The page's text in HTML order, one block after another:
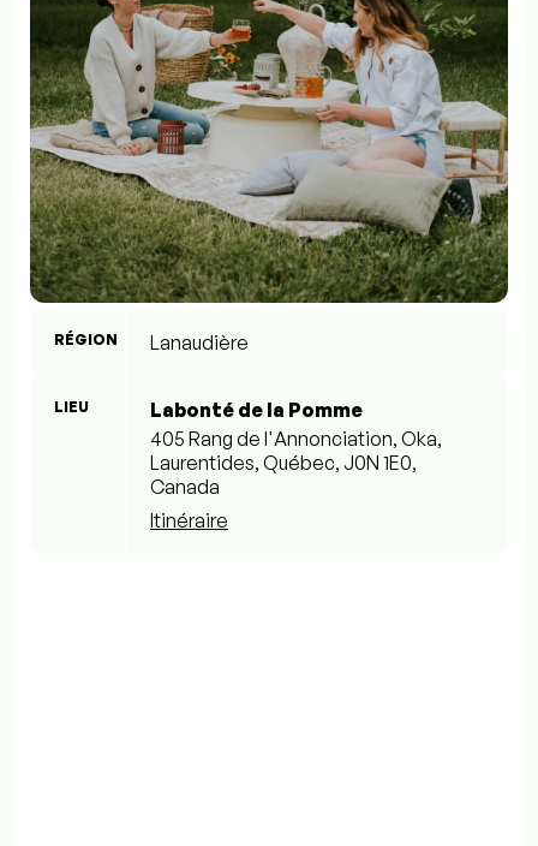
RÉGION Lanaudière
LIEU
Labonté de la Pomme
405 Rang de l'Annonciation, Oka,
Laurentides, Québec, J0N 1E0,
Canada
Itinéraire